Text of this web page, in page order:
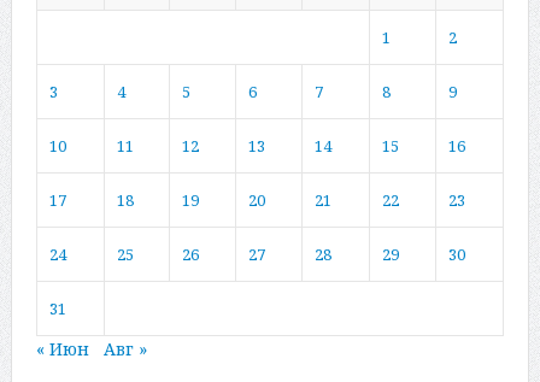
1 2
3 4 5 6 7 8 9
10 11 12 13 14 15 16
17 18 19 20 21 22 23
24 25 26 27 28 29 30
31
« Июн Авг »